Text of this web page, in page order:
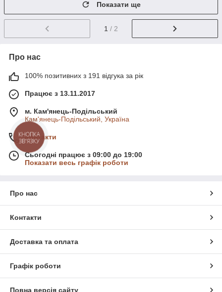
Показати ще
1 / 2
Про нас
100% позитивних з 191 відгука за рік
Працює з 13.11.2017
м. Кам'янець-Подільський
Кам'янець-Подільський, Україна
Контакти
Сьогодні працює з 09:00 до 19:00
Показати весь графік роботи
Про нас
Контакти
Доставка та оплата
Графік роботи
Повна версія сайту
КНОПКА
ЗВ'ЯЗКУ